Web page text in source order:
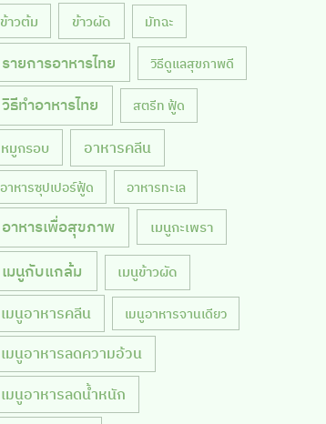
ข้าวต้ม ข้าวผัด มัทฉะ
รายการอาหารไทย วิธีดูแลสุขภาพดี
วิธีทำอาหารไทย สตรีท ฟู้ด
หมูกรอบ อาหารคลีน
อาหารซุปเปอร์ฟู้ด อาหารทะเล
อาหารเพื่อสุขภาพ เมนูกะเพรา
เมนูกับแกล้ม เมนูข้าวผัด
เมนูอาหารคลีน เมนูอาหารจานเดียว
เมนูอาหารลดความอ้วน
เมนูอาหารลดน้ำหนัก